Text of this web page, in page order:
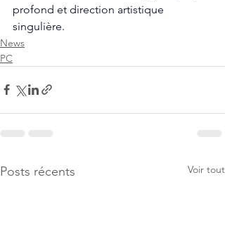
profond et direction artistique
singulière.
News
PC
Posts récents Voir tout